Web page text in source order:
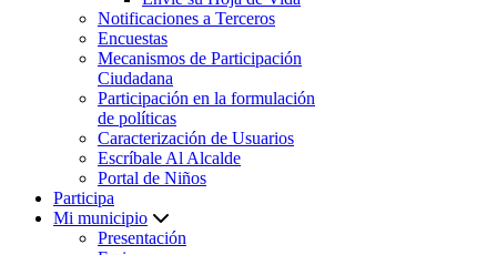
Notificaciones a Terceros
Encuestas
Mecanismos de Participación
Ciudadana
Participación en la formulación
de políticas
Caracterización de Usuarios
Escríbale Al Alcalde
Portal de Niños
Participa
Mi municipio
Presentación